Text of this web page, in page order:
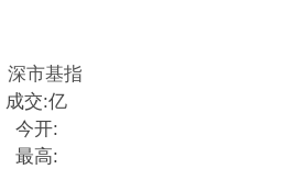
成交:亿
今开:
最高: